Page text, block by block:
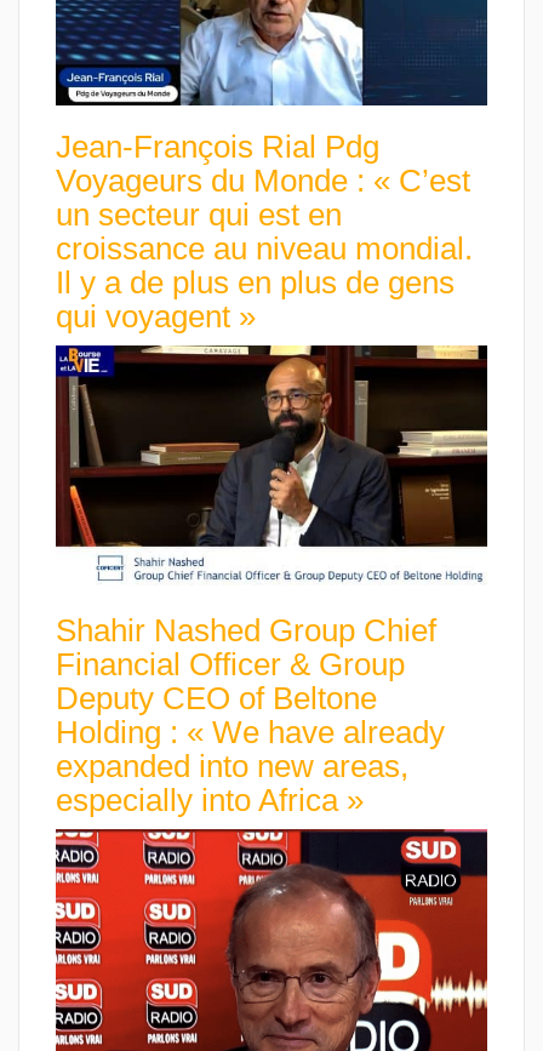
Jean-François Rial Pdg
Voyageurs du Monde : « C’est
un secteur qui est en
croissance au niveau mondial.
Il y a de plus en plus de gens
qui voyagent »
Shahir Nashed Group Chief
Financial Officer & Group
Deputy CEO of Beltone
Holding : « We have already
expanded into new areas,
especially into Africa »